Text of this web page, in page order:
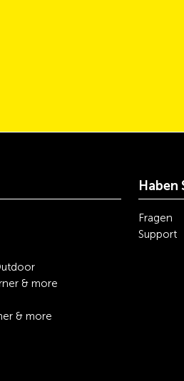
& more
& more
Haben
Fragen
Support